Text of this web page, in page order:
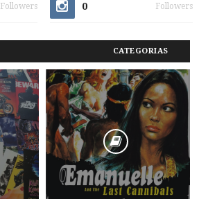
Followers 0 Followers
CATEGORIAS